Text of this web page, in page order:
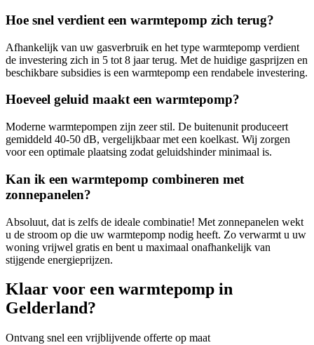
Hoe snel verdient een warmtepomp zich terug?
Afhankelijk van uw gasverbruik en het type warmtepomp verdient
de investering zich in 5 tot 8 jaar terug. Met de huidige gasprijzen en
beschikbare subsidies is een warmtepomp een rendabele investering.
Hoeveel geluid maakt een warmtepomp?
Moderne warmtepompen zijn zeer stil. De buitenunit produceert
gemiddeld 40-50 dB, vergelijkbaar met een koelkast. Wij zorgen
voor een optimale plaatsing zodat geluidshinder minimaal is.
Kan ik een warmtepomp combineren met
zonnepanelen?
Absoluut, dat is zelfs de ideale combinatie! Met zonnepanelen wekt
u de stroom op die uw warmtepomp nodig heeft. Zo verwarmt u uw
woning vrijwel gratis en bent u maximaal onafhankelijk van
stijgende energieprijzen.
Klaar voor een warmtepomp in
Gelderland?
Ontvang snel een vrijblijvende offerte op maat